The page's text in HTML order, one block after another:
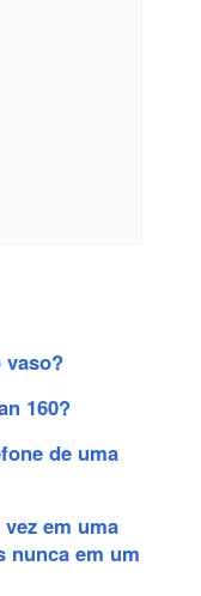
vaso?
160?
de uma
em uma
nunca em um